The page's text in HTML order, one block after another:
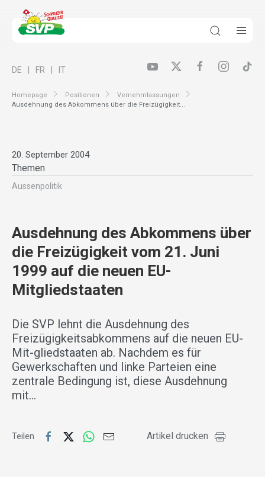
Homepage Positionen
Vernehmlassungen
Ausdehnung des Abkommens über die Freizügigkeit...
DE FR IT
20. September 2004
Themen
Aussenpolitik
Ausdehnung des Abkommens über
die Freizügigkeit vom 21. Juni
1999 auf die neuen EU-
Mitgliedstaaten
Die SVP lehnt die Ausdehnung des
Freizügigkeitsabkommens auf die neuen EU-
Mit-gliedstaaten ab. Nachdem es für
Gewerkschaften und linke Parteien eine
zentrale Bedingung ist, diese Ausdehnung
mit…
Teilen Artikel drucken